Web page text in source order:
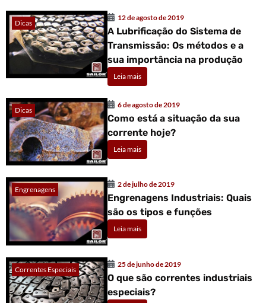
Dicas
12 de agosto de 2019
A Lubrificação do Sistema de
Transmissão: Os métodos e a
sua importância na produção
Leia mais
Dicas
6 de agosto de 2019
Como está a situação da sua
corrente hoje?
Leia mais
Engrenagens
2 de julho de 2019
Engrenagens Industriais: Quais
são os tipos e funções
Leia mais
Correntes Especiais
25 de junho de 2019
O que são correntes industriais
especiais?